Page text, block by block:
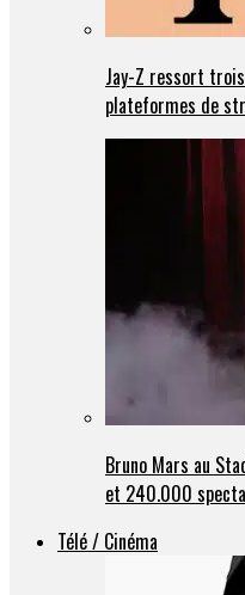
Jay-Z ressort
plateformes de
Bruno Mars au
et 240.000
Télé / Cinéma